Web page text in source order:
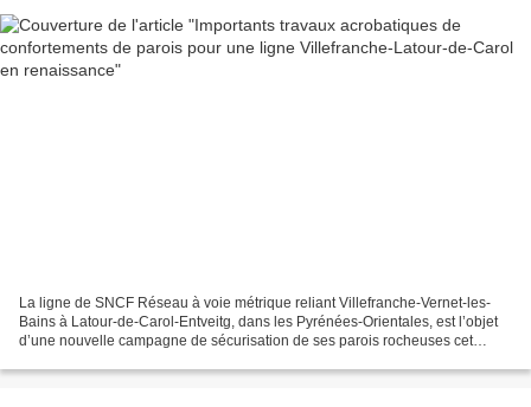
La ligne de SNCF Réseau à voie métrique reliant Villefranche-Vernet-les-
Bains à Latour-de-Carol-Entveitg, dans les Pyrénées-Orientales, est l’objet
d’une nouvelle campagne de sécurisation de ses parois rocheuses cet